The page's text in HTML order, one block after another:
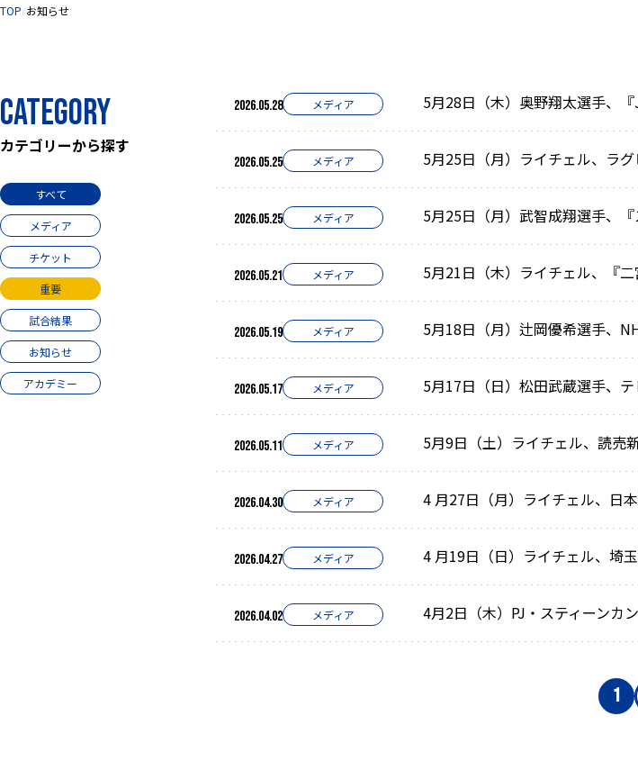
サイト内の現在地
TOP お知らせ
カテゴリーから探す
category
すべて
メディア
チケット
重要
試合結果
お知らせ
アカデミー
5月28日（木）奥野翔太選手、
2026.05.28 メディア
5月25日（月）ライチェル、ラ
2026.05.25 メディア
2026.05.25 メディア
2026.05.21 メディア
5月18日（月）辻岡優希選手、
2026.05.19 メディア
5月17日（日）松田武蔵選手、
2026.05.17 メディア
5月9日（土）ライチェル、読売
2026.05.11 メディア
4 月27日（月）ライチェル、日
2026.04.30 メディア
4 月19日（日）ライチェル、埼
2026.04.27 メディア
4月2日（木）PJ・スティーンカ
2026.04.02 メディア
1